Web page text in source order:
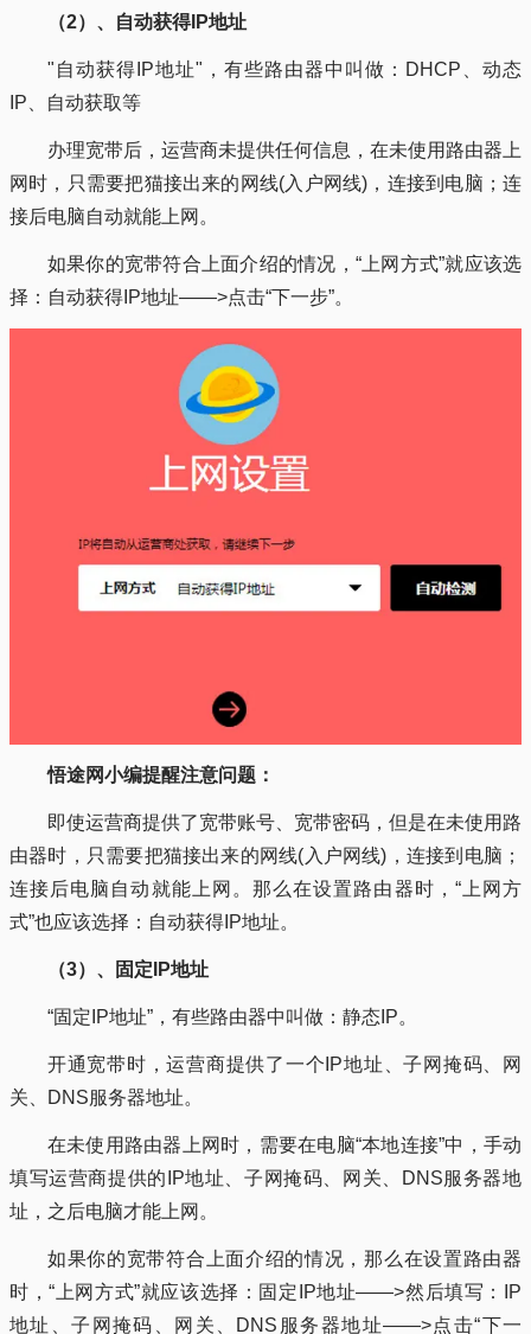
（2）、自动获得IP地址
"自动获得IP地址"，有些路由器中叫做：DHCP、动态
IP、自动获取等
办理宽带后，运营商未提供任何信息，在未使用路由器上
网时，只需要把猫接出来的网线(入户网线)，连接到电脑；连
接后电脑自动就能上网。
如果你的宽带符合上面介绍的情况，“上网方式”就应该选
择：自动获得IP地址——>点击“下一步”。
悟途网小编提醒注意问题：
即使运营商提供了宽带账号、宽带密码，但是在未使用路
由器时，只需要把猫接出来的网线(入户网线)，连接到电脑；
连接后电脑自动就能上网。那么在设置路由器时，“上网方
式”也应该选择：自动获得IP地址。
（3）、固定IP地址
“固定IP地址”，有些路由器中叫做：静态IP。
开通宽带时，运营商提供了一个IP地址、子网掩码、网
关、DNS服务器地址。
在未使用路由器上网时，需要在电脑“本地连接”中，手动
填写运营商提供的IP地址、子网掩码、网关、DNS服务器地
址，之后电脑才能上网。
如果你的宽带符合上面介绍的情况，那么在设置路由器
时，“上网方式”就应该选择：固定IP地址——>然后填写：IP
地址、子网掩码、网关、DNS服务器地址——>点击“下一